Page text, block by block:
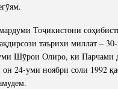
Тоҷикистони
таърихи миллат –
Шӯрои Олиро, ки Парчами
он 24-уми ноябри соли 1992